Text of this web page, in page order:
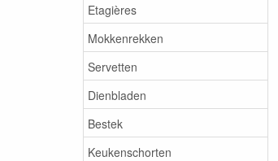
Etagières
Mokkenrekken
Servetten
Dienbladen
Bestek
Keukenschorten